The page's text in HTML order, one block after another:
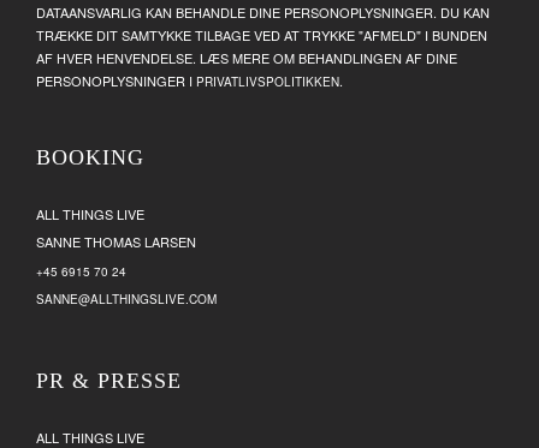
DATAANSVARLIG KAN BEHANDLE DINE PERSONOPLYSNINGER. DU KAN
TRÆKKE DIT SAMTYKKE TILBAGE VED AT TRYKKE "AFMELD" I BUNDEN
AF HVER HENVENDELSE. LÆS MERE OM BEHANDLINGEN AF DINE
PERSONOPLYSNINGER I PRIVATLIVSPOLITIKKEN.
BOOKING
ALL THINGS LIVE
SANNE THOMAS LARSEN
+45 6915 70 24
SANNE@ALLTHINGSLIVE.COM
PR & PRESSE
ALL THINGS LIVE